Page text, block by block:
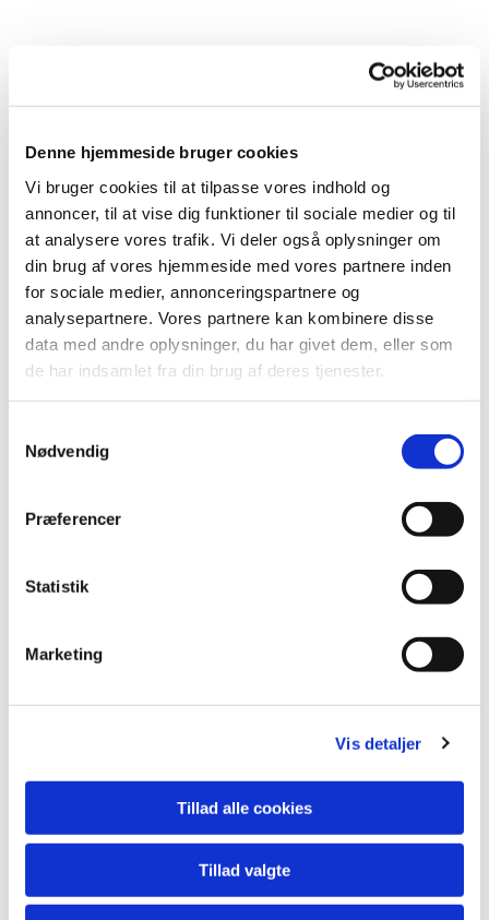
Denne hjemmeside bruger cookies
Vi bruger cookies til at tilpasse vores indhold og
annoncer, til at vise dig funktioner til sociale medier og til
at analysere vores trafik. Vi deler også oplysninger om
din brug af vores hjemmeside med vores partnere inden
for sociale medier, annonceringspartnere og
analysepartnere. Vores partnere kan kombinere disse
data med andre oplysninger, du har givet dem, eller som
de har indsamlet fra din brug af deres tjenester.
Nødvendig
Præferencer
Statistik
Marketing
Vis detaljer
Tillad alle cookies
Tillad valgte
Med støtte fra